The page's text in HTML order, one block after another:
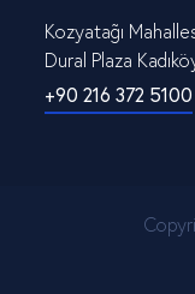
Kozyatağı
Dural Plaza
+90 216 372 5100